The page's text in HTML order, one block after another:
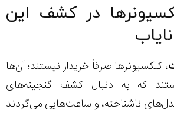
در کشف این
، کلکسیونرها صرفاً خریدار نیستند؛ آن‌ها
که به دنبال کشف گنجینه‌های
ناشناخته، و ساعت‌هایی می‌گردند